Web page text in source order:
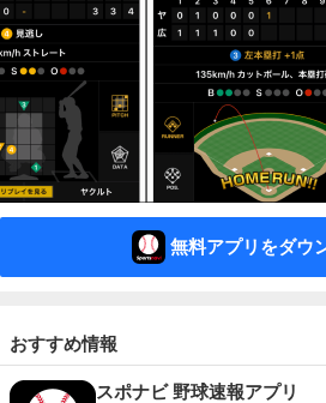
無料アプリをダウ
おすすめ情報
スポナビ 野球速報アプリ